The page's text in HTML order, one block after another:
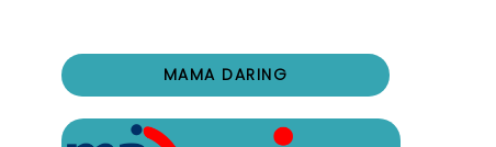
MAMA DARING